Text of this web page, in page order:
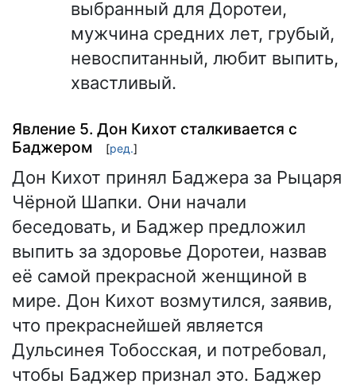
выбранный для Доротеи,
мужчина средних лет, грубый,
невоспитанный, любит выпить,
хвастливый.
Явление 5. Дон Кихот сталкивается с
Баджером
[ред.]
Дон Кихот принял Баджера за Рыцаря
Чёрной Шапки. Они начали
беседовать, и Баджер предложил
выпить за здоровье Доротеи, назвав
её самой прекрасной женщиной в
мире. Дон Кихот возмутился, заявив,
что прекраснейшей является
Дульсинея Тобосская, и потребовал,
чтобы Баджер признал это. Баджер